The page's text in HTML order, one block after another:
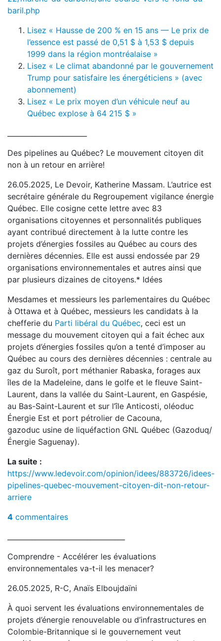
baril.php
Lisez « Hausse de 200 % en 15 ans — Le prix de
l’essence est passé de 0,51 $ à 1,53 $ depuis
1999 dans la région montréalaise »
Lisez « Le climat abandonné par le gouvernement
Trump pour satisfaire les énergéticiens » (avec
abonnement)
Lisez « Le prix moyen d’un véhicule neuf au
Québec explose à 64 215 $ »
Des pipelines au Québec? Le mouvement citoyen dit
non à un retour en arrière!
26.05.2025, Le Devoir, Katherine Massam. L’autrice est
secrétaire générale du Regroupement vigilance énergie
Québec. Elle cosigne cette lettre avec 83
organisations citoyennes et personnalités publiques
ayant contribué directement à la lutte contre les
projets d’énergies fossiles au Québec au cours des
dernières décennies. Elle est aussi endossée par 29
organisations environnementales et autres ainsi que
par plusieurs dizaines de citoyens.* Idées
Mesdames et messieurs les parlementaires du Québec
à Ottawa et à Québec, messieurs les candidats à la
chefferie du Parti libéral du Québec, ceci est un
message du mouvement citoyen qui a fait échec aux
projets d’énergies fossiles qu’on a tenté d’imposer au
Québec au cours des dernières décennies : centrale au
gaz du Suroît, port méthanier Rabaska, forages aux
îles de la Madeleine, dans le golfe et le fleuve Saint-
Laurent, dans la vallée du Saint-Laurent, en Gaspésie,
au Bas-Saint-Laurent et sur l’île Anticosti, oléoduc
Énergie Est et port pétrolier de Cacouna,
gazoduc usine de liquéfaction GNL Québec (Gazoduq/
Énergie Saguenay).
La suite :
https://www.ledevoir.com/opinion/idees/883726/idees-
pipelines-quebec-mouvement-citoyen-dit-non-retour-
arriere
4 commentaires
Comprendre - Accélérer les évaluations
environnementales va-t-il les menacer?
26.05.2025, R-C, Anaïs Elboujdaïni
À quoi servent les évaluations environnementales de
projets d’énergie renouvelable ou d’infrastructures en
Colombie-Britannique si le gouvernement veut